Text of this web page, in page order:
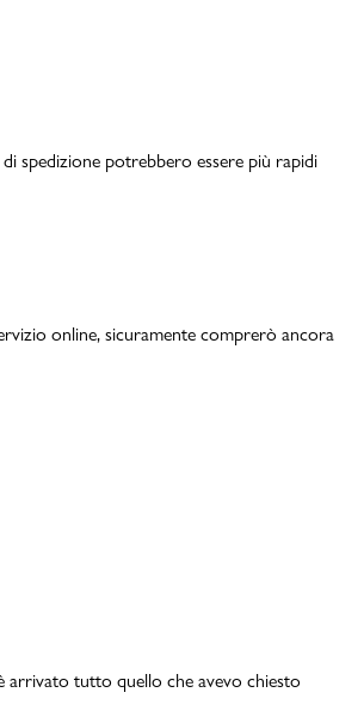
spedizione potrebbero essere più rapidi
online, sicuramente comprerò ancora
arrivato tutto quello che avevo chiesto